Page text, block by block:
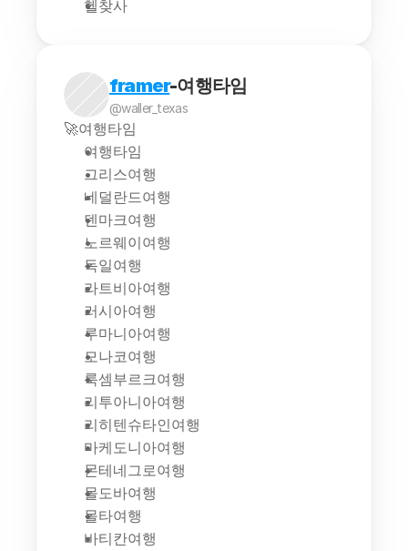
헬찾사
framer-여행타임
@waller_texas
🚀여행타임
여행타임
그리스여행
네덜란드여행
덴마크여행
노르웨이여행
독일여행
라트비아여행
러시아여행
루마니아여행
모나코여행
룩셈부르크여행
리투아니아여행
리히텐슈타인여행
마케도니아여행
몬테네그로여행
몰도바여행
몰타여행
바티칸여행